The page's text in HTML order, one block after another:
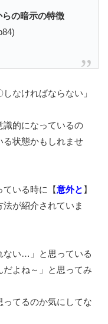
らの暗示の特徴
なければならない」
識的になっているの
る状態かもしれませ
ている時に【意外と 】
が紹介されていま
ない…」と思っている
よね～」と思ってみ
ってるのか気にしてな